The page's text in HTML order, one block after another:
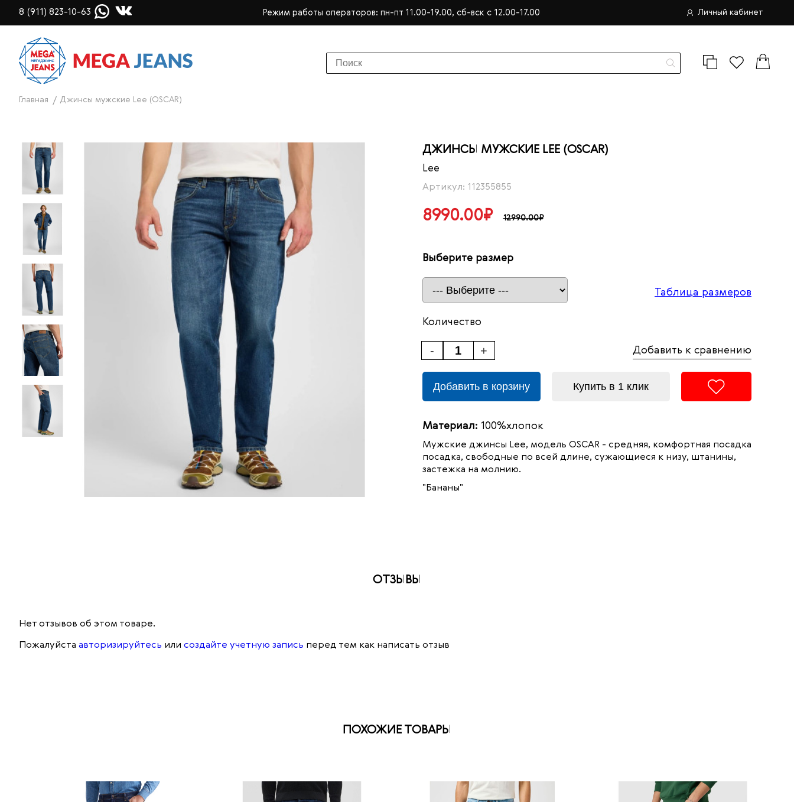
8 (911) 823-10-63 Режим работы операторов: пн-пт 11.00-19.00, сб-вск с 12.00-17.00 Личный кабинет
Главная Джинсы мужские Lee (OSCAR)
ДЖИНСЫ МУЖСКИЕ LEE (OSCAR)
Lee
Артикул: 112355855
8990.00₽ 12990.00₽
Выберите размер
Таблица размеров
Количество
+
- Добавить к сравнению
Добавить в корзину Купить в 1 клик
Материал: 100%хлопок
Мужские джинсы Lee, модель OSCAR - средняя, комфортная посадка
посадка, свободные по всей длине, сужающиеся к низу, штанины,
застежка на молнию.
"Бананы"
ОТЗЫВЫ
Нет отзывов об этом товаре.
Пожалуйста авторизируйтесь или создайте учетную запись перед тем как написать отзыв
ПОХОЖИЕ ТОВАРЫ